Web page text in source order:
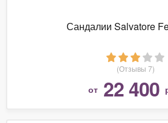
Сандалии Salvatore
(Отзывы 7)
от 22 400